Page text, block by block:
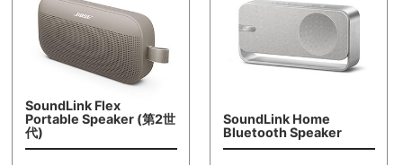
SoundLink Flex
Portable Speaker (第2世
代)
SoundLink Home
Bluetooth Speaker